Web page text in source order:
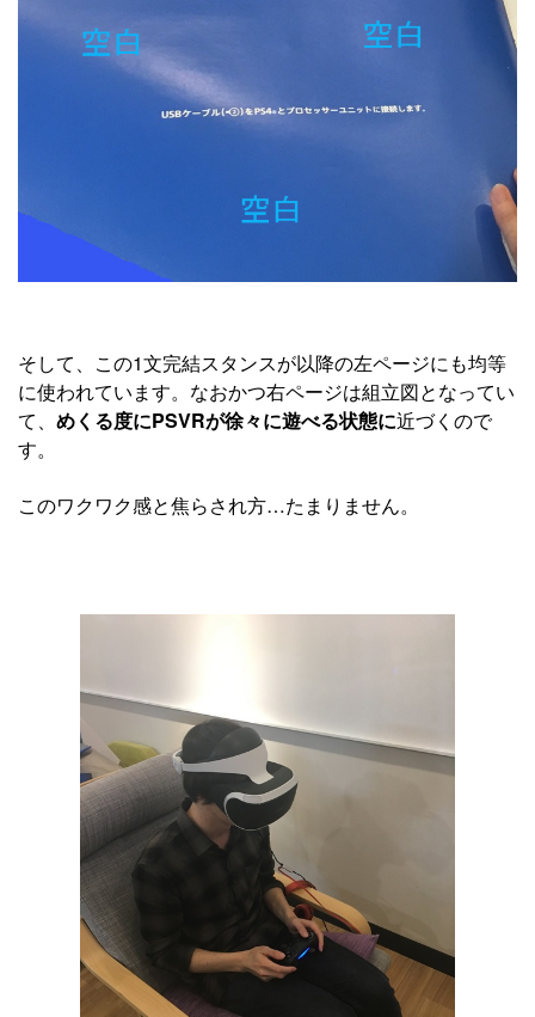
そして、この1文完結スタンスが以降の左ページにも均等
に使われています。なおかつ右ページは組立図となってい
て、 めくる度にPSVRが徐々に遊べる状態に近づくので
す。
このワクワク感と焦らされ方…たまりません。